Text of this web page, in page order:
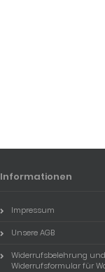
Informationen
Impressum
Unsere AGB
Widerrufsbelehrung
Widerrufsformular für